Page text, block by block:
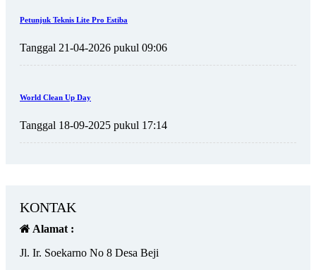
Petunjuk Teknis Lite Pro Estiba
Tanggal 21-04-2026 pukul 09:06
World Clean Up Day
Tanggal 18-09-2025 pukul 17:14
KONTAK
Alamat :
Jl. Ir. Soekarno No 8 Desa Beji